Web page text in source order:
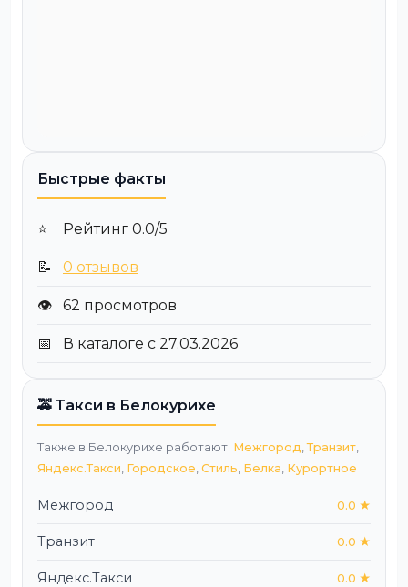
Быстрые факты
⭐ Рейтинг 0.0/5
📝 0 отзывов
👁️ 62 просмотров
📅 В каталоге с 27.03.2026
🚕 Такси в Белокурихе
Также в Белокурихе работают: Межгород,Транзит,
Яндекс.Такси, Городское, Стиль, Белка, Курортное
Межгород 0.0 ★
Транзит 0.0 ★
Яндекс.Такси 0.0 ★